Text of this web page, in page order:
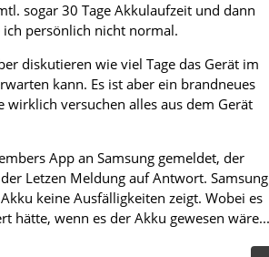
sogar 30 Tage Akkulaufzeit und dann
persönlich nicht normal.
diskutieren wie viel Tage das Gerät im
kann. Es ist aber ein brandneues
versuchen alles aus dem Gerät
App an Samsung gemeldet, der
Letzen Meldung auf Antwort. Samsung
keine Ausfälligkeiten zeigt. Wobei es
hätte, wenn es der Akku gewesen wäre...